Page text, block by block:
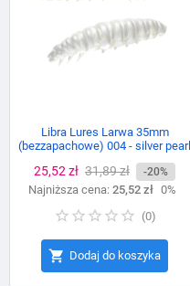
Libra Lures Larwa 35mm
(bezzapachowe) 004 - silver pearl
Cena
25,52 zł Cena
podstawowa
31,89 zł -20%
Najniższa cena: 25,52 zł 0%
(0)
 Dodaj do koszyka